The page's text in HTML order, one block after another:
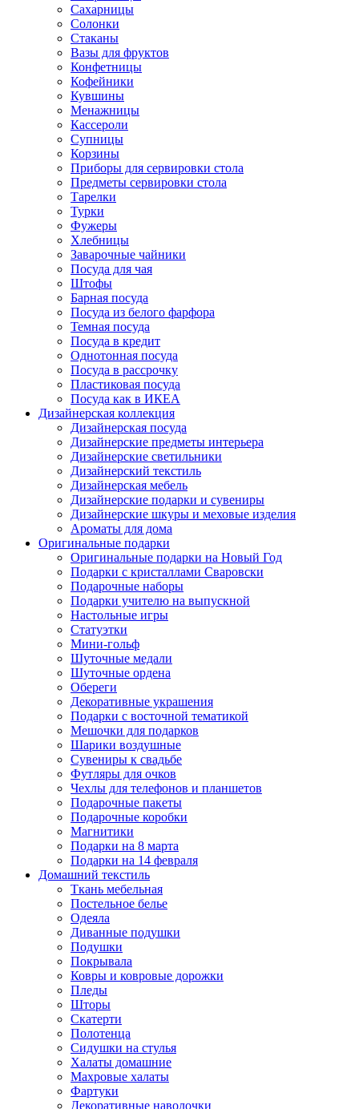
Сахарницы
Солонки
Стаканы
Вазы для фруктов
Конфетницы
Кофейники
Кувшины
Менажницы
Кассероли
Супницы
Корзины
Приборы для сервировки стола
Предметы сервировки стола
Тарелки
Турки
Фужеры
Хлебницы
Заварочные чайники
Посуда для чая
Штофы
Барная посуда
Посуда из белого фарфора
Темная посуда
Посуда в кредит
Однотонная посуда
Посуда в рассрочку
Пластиковая посуда
Посуда как в ИКЕА
Дизайнерская коллекция
Дизайнерская посуда
Дизайнерские предметы интерьера
Дизайнерские светильники
Дизайнерский текстиль
Дизайнерская мебель
Дизайнерские подарки и сувениры
Дизайнерские шкуры и меховые изделия
Ароматы для дома
Оригинальные подарки
Оригинальные подарки на Новый Год
Подарки с кристаллами Сваровски
Подарочные наборы
Подарки учителю на выпускной
Настольные игры
Статуэтки
Мини-гольф
Шуточные медали
Шуточные ордена
Обереги
Декоративные украшения
Подарки с восточной тематикой
Мешочки для подарков
Шарики воздушные
Сувениры к свадьбе
Футляры для очков
Чехлы для телефонов и планшетов
Подарочные пакеты
Подарочные коробки
Магнитики
Подарки на 8 марта
Подарки на 14 февраля
Домашний текстиль
Ткань мебельная
Постельное белье
Одеяла
Диванные подушки
Подушки
Покрывала
Ковры и ковровые дорожки
Пледы
Шторы
Скатерти
Полотенца
Сидушки на стулья
Халаты домашние
Махровые халаты
Фартуки
Декоративные наволочки